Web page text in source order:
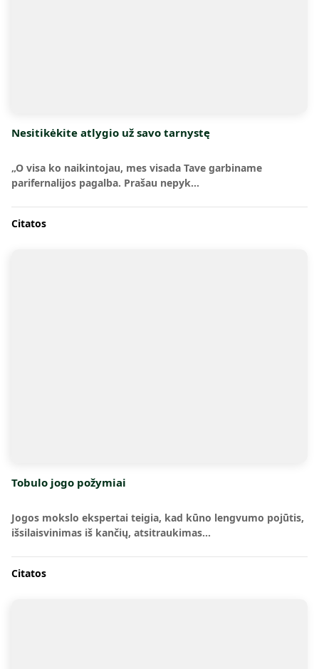
Nesitikėkite atlygio už savo tarnystę
„O visa ko naikintojau, mes visada Tave garbiname
parifernalijos pagalba. Prašau nepyk…
Citatos
Tobulo jogo požymiai
Jogos mokslo ekspertai teigia, kad kūno lengvumo pojūtis,
išsilaisvinimas iš kančių, atsitraukimas…
Citatos